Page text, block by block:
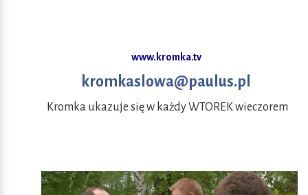
www.kromka.tv
kromkaslowa@paulus.pl
Kromka ukazuje się w każdy WTOREK wieczorem